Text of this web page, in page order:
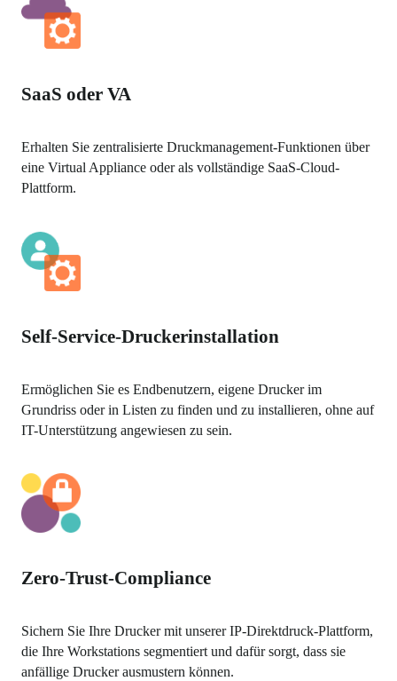
SaaS oder VA
Erhalten Sie zentralisierte Druckmanagement-Funktionen über
eine Virtual Appliance oder als vollständige SaaS-Cloud-
Plattform.
Self-Service-Druckerinstallation
Ermöglichen Sie es Endbenutzern, eigene Drucker im
Grundriss oder in Listen zu finden und zu installieren, ohne auf
IT-Unterstützung angewiesen zu sein.
Zero-Trust-Compliance
Sichern Sie Ihre Drucker mit unserer IP-Direktdruck-Plattform,
die Ihre Workstations segmentiert und dafür sorgt, dass sie
anfällige Drucker ausmustern können.